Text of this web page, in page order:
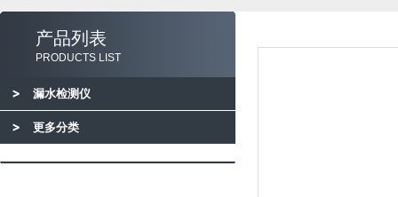
产品列表
PRODUCTS LIST
漏水检测仪
更多分类